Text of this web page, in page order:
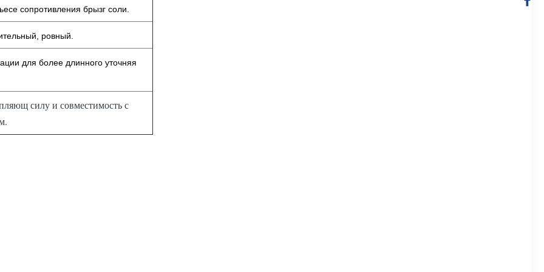
сопротивления брызг соли.
ровный.
для более длинного уточняя
силу и совместимость с